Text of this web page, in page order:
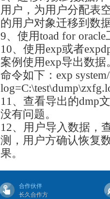
用户，为用户分配表
的用户对象迁移到数
9、使用toad for
10、使用exp或者
案例使用exp导出数据
命令如下：exp
11、查看导出的dmp
没有问题。
12、用户导入数据，
测，用户方确认恢复
果。
合作伙伴
长久合作方